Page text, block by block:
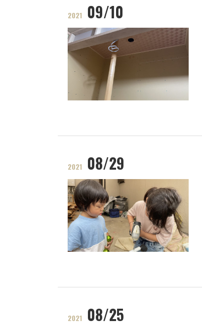
2021 09/10
2021 08/29
2021 08/25